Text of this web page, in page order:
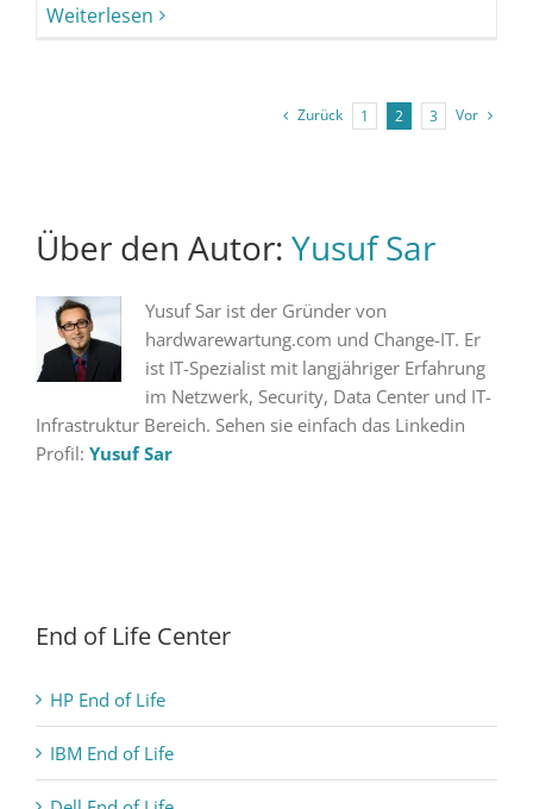
Weiterlesen
Zurück 1 2 3 Vor
Über den Autor: Yusuf Sar
Yusuf Sar ist der Gründer von
hardwarewartung.com und Change-IT. Er
ist IT-Spezialist mit langjähriger Erfahrung
im Netzwerk, Security, Data Center und IT-
Infrastruktur Bereich. Sehen sie einfach das Linkedin
Profil: Yusuf Sar
End of Life Center
HP End of Life
IBM End of Life